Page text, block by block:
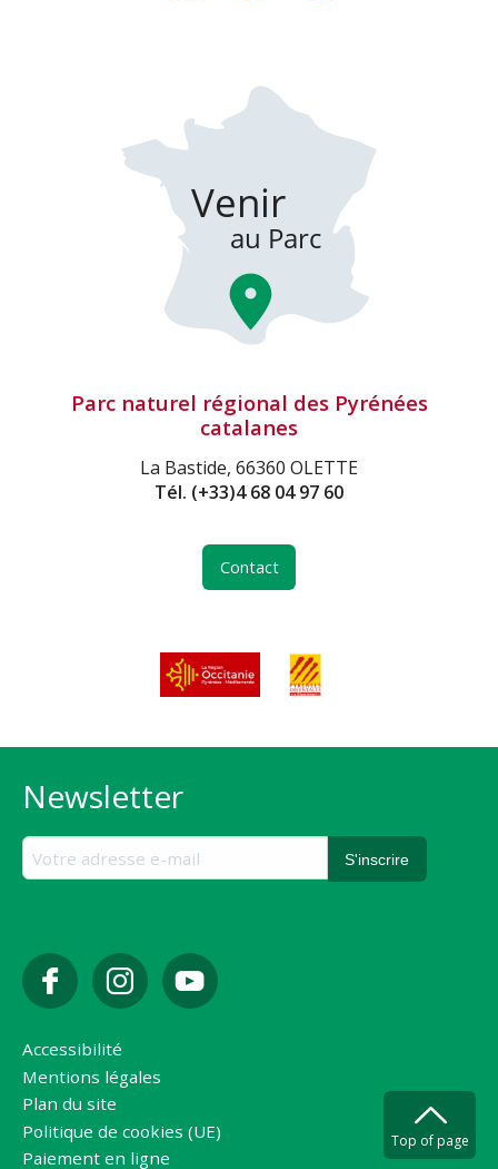
Parc naturel régional des Pyrénées
catalanes
La Bastide, 66360 OLETTE
Tél. (+33)4 68 04 97 60
Contact
Newsletter
Accessibilité
Mentions légales
Plan du site
Politique de cookies (UE)
Paiement en ligne
Top of page